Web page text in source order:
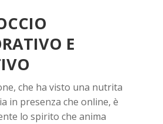
E
che ha visto una nutrita
in presenza che online, è
lo spirito che anima